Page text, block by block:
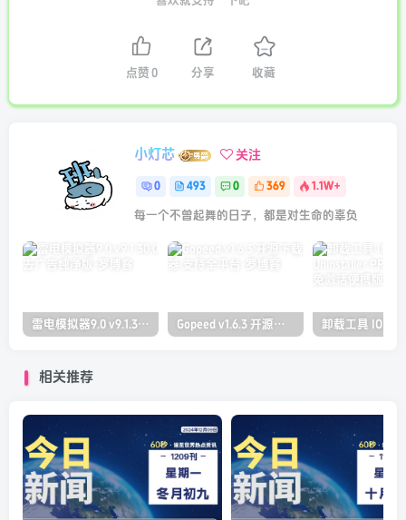
点赞 0 分享 收藏
小灯芯 关注
0 493 0 369 1.1W+
每一个不曾起舞的日子，都是对生命的辜负
雷电模拟器9.0 v9.1.30.0 去广告纯净版 Gopeed v1.6.3 开源下载器 支持全平台
相关推荐